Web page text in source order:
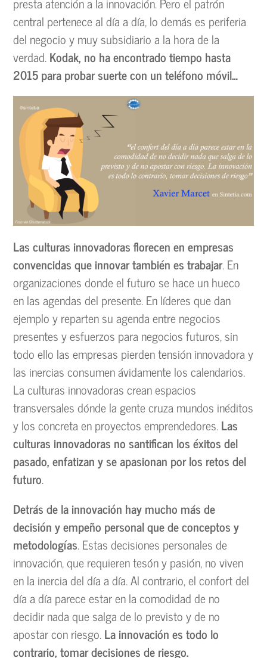
central pertenece al día a día, lo demás es periferia
del negocio y muy subsidiario a la hora de la
verdad.Kodak, no ha encontrado tiempo hasta
2015 para probar suerte con un teléfono móvil…
Las culturas innovadoras florecen en empresas
convencidas que innovar también es trabajar. En
organizaciones donde el futuro se hace un hueco
en las agendas del presente. En líderes que dan
ejemplo y reparten su agenda entre negocios
presentes y esfuerzos para negocios futuros, sin
todo ello las empresas pierden tensión innovadora y
las inercias consumen ávidamente los calendarios.
La culturas innovadoras crean espacios
transversales dónde la gente cruza mundos inéditos
y los concreta en proyectos emprendedores.Las
culturas innovadoras no santifican los éxitos del
pasado, enfatizan y se apasionan por los retos del
futuro.
Detrás de la innovación hay mucho más de
decisión y empeño personal que de conceptos y
metodologías. Estas decisiones personales de
innovación, que requieren tesón y pasión, no viven
en la inercia del día a día. Al contrario, el confort del
día a día parece estar en la comodidad de no
decidir nada que salga de lo previsto y de no
apostar con riesgo.La innovación es todo lo
contrario, tomar decisiones de riesgo.